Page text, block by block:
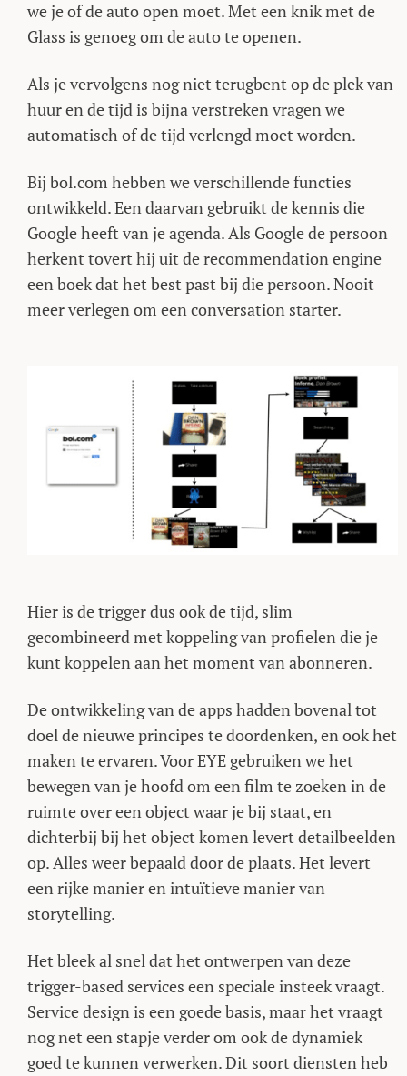
we je of de auto open moet. Met een knik met de
Glass is genoeg om de auto te openen.
Als je vervolgens nog niet terugbent op de plek van
huur en de tijd is bijna verstreken vragen we
automatisch of de tijd verlengd moet worden.
Bij bol.com hebben we verschillende functies
ontwikkeld. Een daarvan gebruikt de kennis die
Google heeft van je agenda. Als Google de persoon
herkent tovert hij uit de recommendation engine
een boek dat het best past bij die persoon. Nooit
meer verlegen om een conversation starter.
Hier is de trigger dus ook de tijd, slim
gecombineerd met koppeling van profielen die je
kunt koppelen aan het moment van abonneren.
De ontwikkeling van de apps hadden bovenal tot
doel de nieuwe principes te doordenken, en ook het
maken te ervaren. Voor EYE gebruiken we het
bewegen van je hoofd om een film te zoeken in de
ruimte over een object waar je bij staat, en
dichterbij bij het object komen levert detailbeelden
op. Alles weer bepaald door de plaats. Het levert
een rijke manier en intuïtieve manier van
storytelling.
Het bleek al snel dat het ontwerpen van deze
trigger-based services een speciale insteek vraagt.
Service design is een goede basis, maar het vraagt
nog net een stapje verder om ook de dynamiek
goed te kunnen verwerken. Dit soort diensten heb